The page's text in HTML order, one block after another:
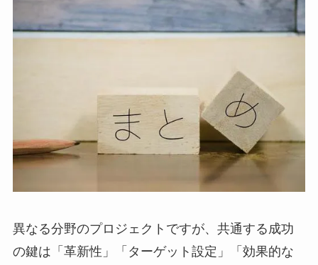
異なる分野のプロジェクトですが、共通する成功
の鍵は「革新性」「ターゲット設定」「効果的な